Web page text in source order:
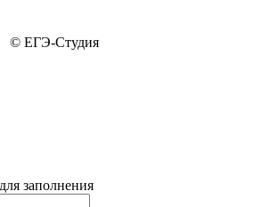
© ЕГЭ-Студия
заполнения